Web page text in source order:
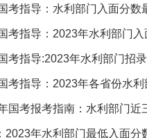
考指导：水利部门入面分数
考指导：2023年水利部门
考指导:2023年水利部门招
考指导：2023年各省份水
国考报考指南：水利部门近
2023年水利部门最低入面分